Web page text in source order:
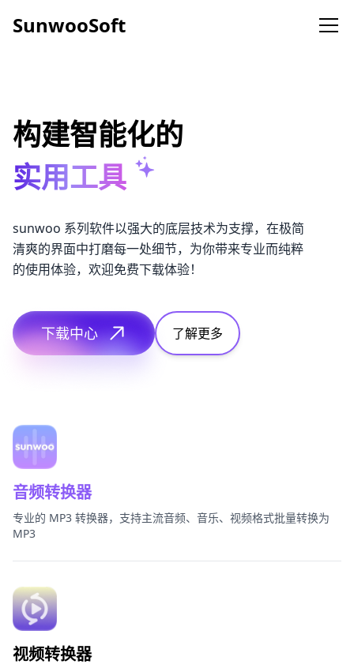
SunwooSoft
SunwooSoft
多格式支持，高级音频处理
视频转换器
支持所有主流视频格式转换和高级功能
人声分离
集成 AI 大模型，一键分离人声和伴奏
通讯录转换器
帮助与支持
软件下载
构建智能化的
实用工具
sunwoo 系列软件以强大的底层技术为支撑，在极简
清爽的界面中打磨每一处细节，为你带来专业而纯粹
的使用体验，欢迎免费下载体验！
下载中心 了解更多
音频转换器
专业的 MP3 转换器，支持主流音频、音乐、视频格式批量转换为
MP3
视频转换器